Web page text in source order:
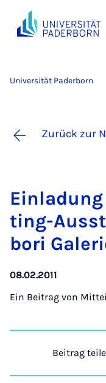
Universität Paderborn
Zurück zur
ting-
bo­ri
08.02.2011
Ein Beitrag von
Beitrag